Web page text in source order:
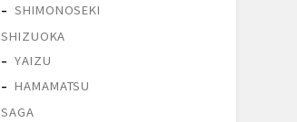
SHIMONOSEKI
SHIZUOKA
YAIZU
HAMAMATSU
SAGA